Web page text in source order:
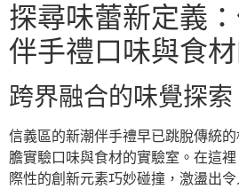
探尋味蕾新定義
伴手禮口味與食
跨界融合的味覺探索
信義區的新潮伴手禮早已跳脫傳統
膽實驗口味與食材的實驗室。在這
際性的創新元素巧妙碰撞，激盪出